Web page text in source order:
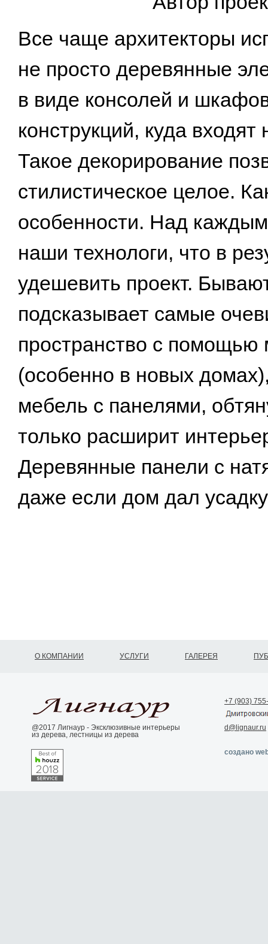
Все чаще архитекторы
не просто деревянные
в виде консолей и
конструкций, куда
Такое декорирование
стилистическое целое.
особенности. Над
наши технологи, что в
удешевить проект.
подсказывает самые
пространство с помощью
(особенно в новых
мебель с панелями,
только расширит
Деревянные панели с
даже если дом дал
О КОМПАНИИ УСЛУГИ ГАЛЕРЕЯ
@2017 Лигнаур - Эксклюзивные интерьеры
из дерева, лестницы из дерева
+7 (903)
d@lignaur.ru
создано